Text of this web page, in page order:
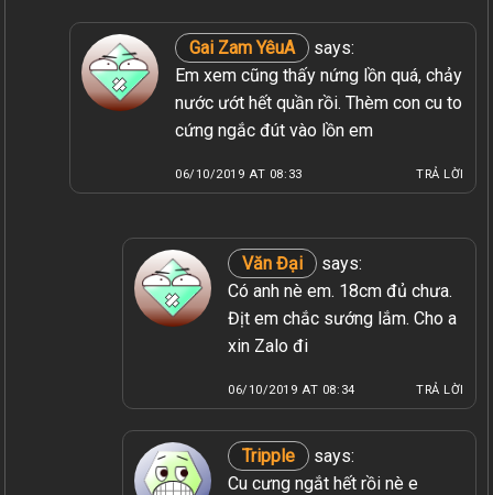
Gai Zam YêuA
says:
Em xem cũng thấy nứng lồn quá, chảy
nước ướt hết quần rồi. Thèm con cu to
cứng ngắc đút vào lồn em
06/10/2019 AT 08:33 TRẢ LỜI
Văn Đại
says:
Có anh nè em. 18cm đủ chưa.
Địt em chắc sướng lắm. Cho a
xin Zalo đi
06/10/2019 AT 08:34 TRẢ LỜI
Tripple
says:
Cu cưng ngắt hết rồi nè e